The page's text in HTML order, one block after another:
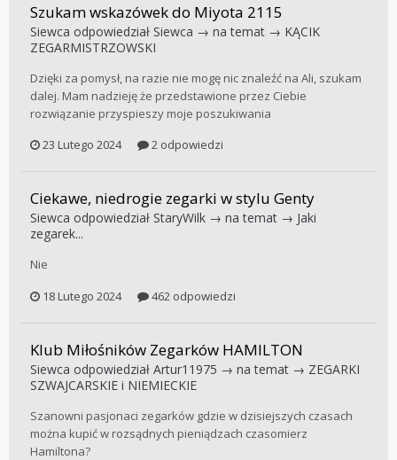
Szukam wskazówek do Miyota 2115
Siewca odpowiedział Siewca → na temat → KĄCIK
ZEGARMISTRZOWSKI
Dzięki za pomysł, na razie nie mogę nic znaleźć na Ali, szukam
dalej. Mam nadzieję że przedstawione przez Ciebie
rozwiązanie przyspieszy moje poszukiwania
23 Lutego 2024
2 odpowiedzi
Ciekawe, niedrogie zegarki w stylu Genty
Siewca odpowiedział StaryWilk → na temat → Jaki
zegarek...
Nie
18 Lutego 2024
462 odpowiedzi
Klub Miłośników Zegarków HAMILTON
Siewca odpowiedział Artur11975 → na temat → ZEGARKI
SZWAJCARSKIE i NIEMIECKIE
Szanowni pasjonaci zegarków gdzie w dzisiejszych czasach
można kupić w rozsądnych pieniądzach czasomierz
Hamiltona?